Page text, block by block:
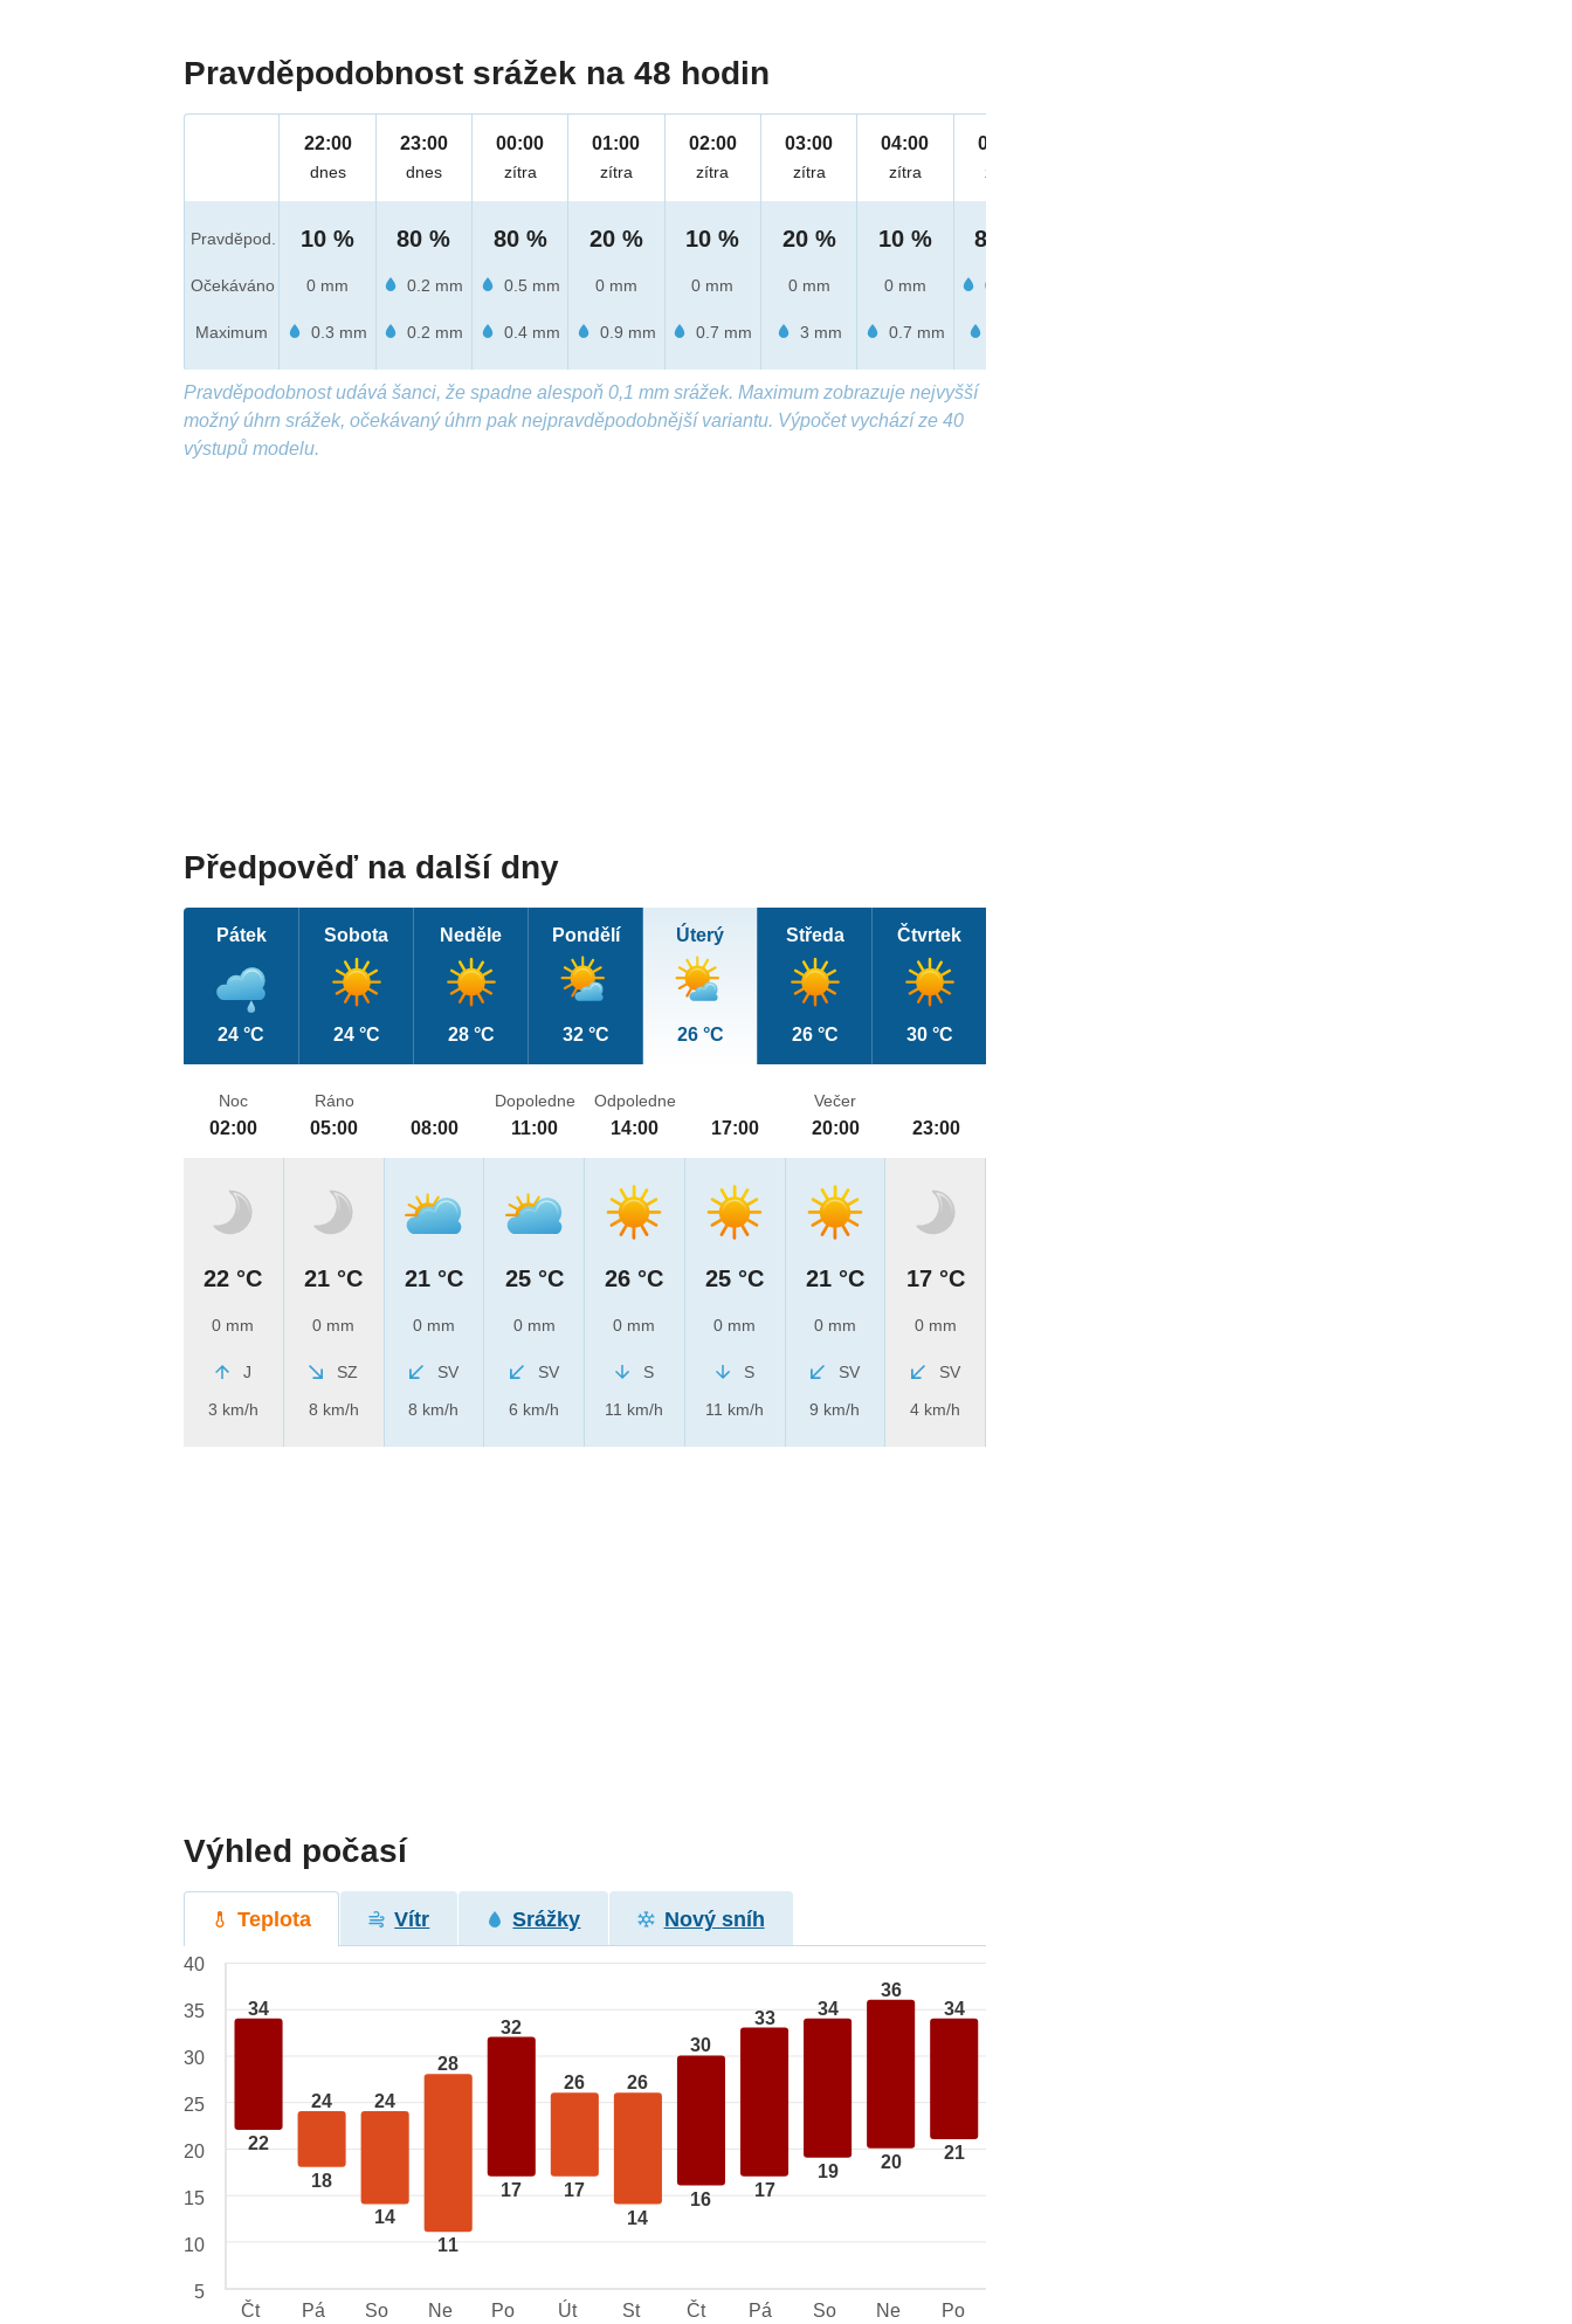
Pravděpodobnost srážek na 48 hodin
Pravděpod.
Očekáváno
Maximum
22:00
dnes
10 %
0 mm
0.3 mm
23:00
dnes
80 %
0.2 mm
0.2 mm
00:00
zítra
80 %
0.5 mm
0.4 mm
01:00
zítra
20 %
0 mm
0.9 mm
02:00
zítra
10 %
0 mm
0.7 mm
03:00
zítra
20 %
0 mm
3 mm
04:00
zítra
10 %
0 mm
0.7 mm
05:00
zítra
80 %
0.3 mm
Pravděpodobnost udává šanci, že spadne alespoň 0,1 mm srážek. Maximum zobrazuje nejvyšší
možný úhrn srážek, očekávaný úhrn pak nejpravděpodobnější variantu. Výpočet vychází ze 40
výstupů modelu.
Předpověď na další dny
Pátek
24 °C
Sobota
24 °C
Neděle
28 °C
Pondělí
32 °C
Úterý
26 °C
Středa
26 °C
Čtvrtek
30 °C
Noc
02:00
22 °C
0 mm
J
3 km/h
Ráno
05:00
21 °C
0 mm
SZ
8 km/h
08:00
21 °C
0 mm
SV
8 km/h
Dopoledne
11:00
25 °C
0 mm
SV
6 km/h
Odpoledne
14:00
26 °C
0 mm
S
11 km/h
17:00
25 °C
0 mm
S
11 km/h
Večer
20:00
21 °C
0 mm
SV
9 km/h
23:00
17 °C
0 mm
SV
4 km/h
Výhled počasí
Teplota Vítr Srážky Nový sníh
34
22
24
18
24
14
28
11
32
17
26
17
26
14
30
16
33
17
34
19
36
20
34
21
40
35
30
25
20
15
10
5
Čt
Pá So Ne Po Út St Čt Pá So Ne Po